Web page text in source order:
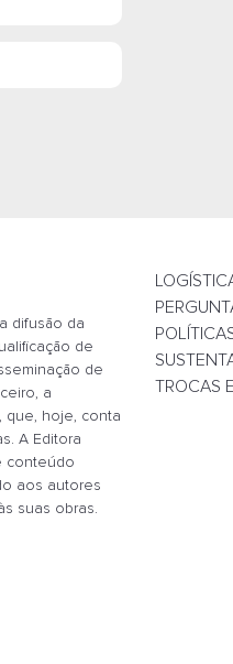
difusão da
de
de
a
que, hoje, conta
A Editora
conteúdo
aos autores
suas obras.
TROCAS